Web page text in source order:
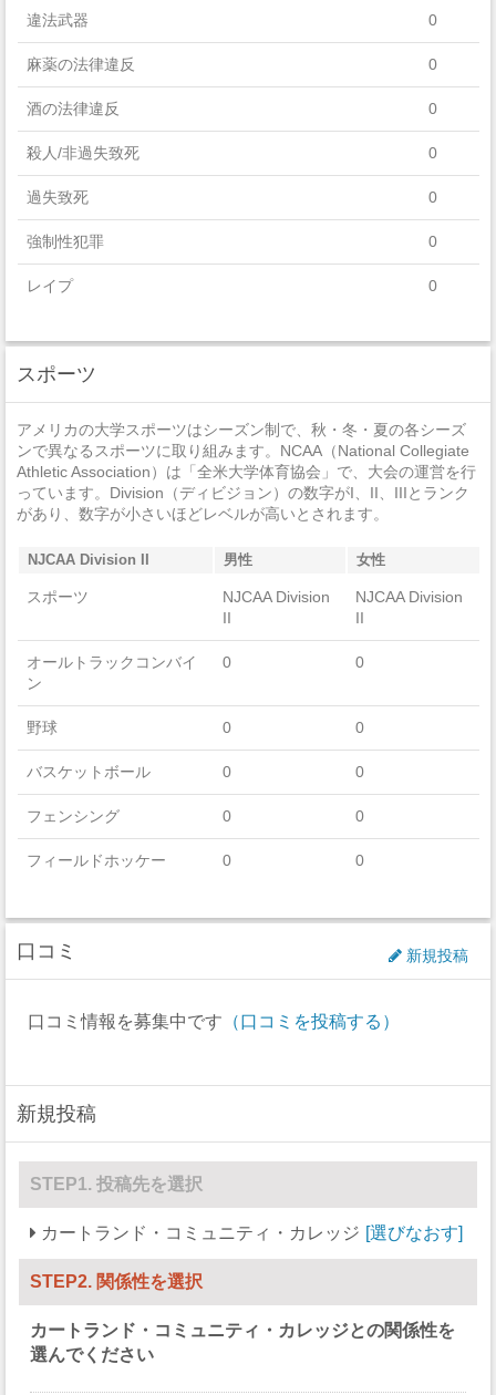
違法武器 0
麻薬の法律違反 0
酒の法律違反 0
殺人/非過失致死 0
過失致死 0
強制性犯罪 0
レイプ 0
非強制性犯罪
法定強姦 0
強盗
加重暴行
窃盗 1
自動車盗難 0
放火
スポーツ
アメリカの大学スポーツはシーズン制で、秋・冬・夏の各シーズ
ンで異なるスポーツに取り組みます。NCAA（National Collegiate
Athletic Association）は「全米大学体育協会」で、大会の運営を行
っています。Division（ディビジョン）の数字がI、II、IIIとランク
があり、数字が小さいほどレベルが高いとされます。
NJCAA Division II 男性 女性
スポーツ
NJCAA Division
II
NJCAA Division
II
オールトラックコンバイ
ン
0 0
野球 0 0
バスケットボール 0 0
フェンシング 0 0
フィールドホッケー 0 0
ゴルフ
ボート 0 0
セーリング
ソフトボール 0 0
スカッシュ 0 0
競泳/飛び込み
テニス 0 0
口コミ 新規投稿
口コミ情報を募集中です （口コミを投稿する）
新規投稿
STEP1. 投稿先を選択
カートランド・コミュニティ・カレッジ 選びなおす
STEP2. 関係性を選択
カートランド・コミュニティ・カレッジとの関係性を
選んでください